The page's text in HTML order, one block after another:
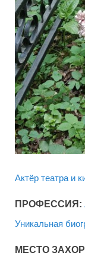
Актёр театра и
ПРОФЕССИЯ:
Уникальная
МЕСТО